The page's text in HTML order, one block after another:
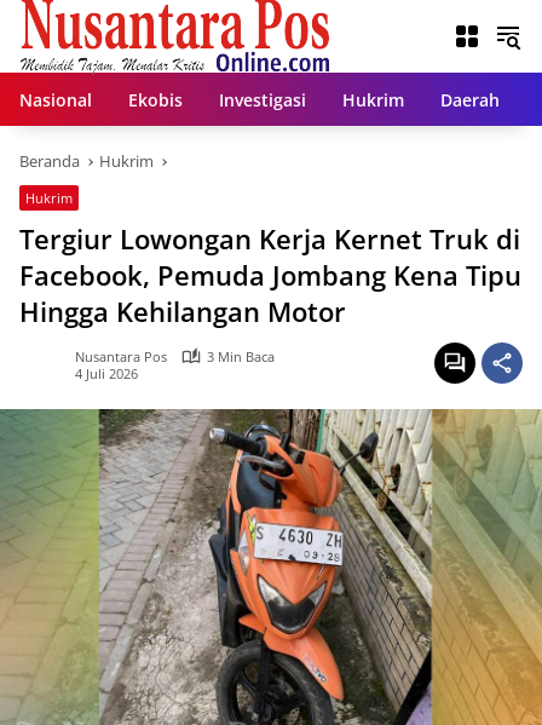
Langsung
konten
Nasional
Ekobis Investigasi Hukrim Daerah
Beranda Hukrim
Hukrim
Tergiur Lowongan Kerja Kernet Truk di
Facebook, Pemuda Jombang Kena Tipu
Hingga Kehilangan Motor
Nusantara Pos
3 Min Baca
4 Juli 2026